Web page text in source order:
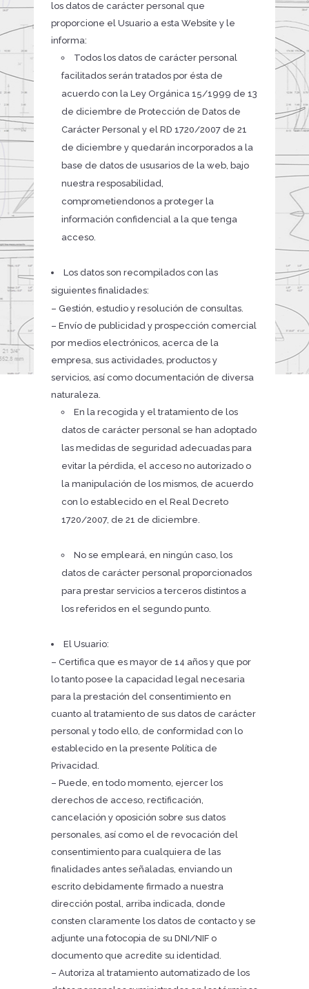
los datos de carácter personal que
proporcione el Usuario a esta Website y le
informa:
Todos los datos de carácter personal
facilitados serán tratados por ésta de
acuerdo con la Ley Orgánica 15/1999 de 13
de diciembre de Protección de Datos de
Carácter Personal y el RD 1720/2007 de 21
de diciembre y quedarán incorporados a la
base de datos de ususarios de la web, bajo
nuestra resposabilidad,
comprometiendonos a proteger la
información confidencial a la que tenga
acceso.
Los datos son recompilados con las
siguientes finalidades:
– Gestión, estudio y resolución de consultas.
– Envío de publicidad y prospección comercial
por medios electrónicos, acerca de la
empresa, sus actividades, productos y
servicios, así como documentación de diversa
naturaleza.
En la recogida y el tratamiento de los
datos de carácter personal se han adoptado
las medidas de seguridad adecuadas para
evitar la pérdida, el acceso no autorizado o
la manipulación de los mismos, de acuerdo
con lo establecido en el Real Decreto
1720/2007, de 21 de diciembre.
No se empleará, en ningún caso, los
datos de carácter personal proporcionados
para prestar servicios a terceros distintos a
los referidos en el segundo punto.
El Usuario:
– Certifica que es mayor de 14 años y que por
lo tanto posee la capacidad legal necesaria
para la prestación del consentimiento en
cuanto al tratamiento de sus datos de carácter
personal y todo ello, de conformidad con lo
establecido en la presente Política de
Privacidad.
– Puede, en todo momento, ejercer los
derechos de acceso, rectificación,
cancelación y oposición sobre sus datos
personales, así como el de revocación del
consentimiento para cualquiera de las
finalidades antes señaladas, enviando un
escrito debidamente firmado a nuestra
dirección postal, arriba indicada, donde
consten claramente los datos de contacto y se
adjunte una fotocopia de su DNI/NIF o
documento que acredite su identidad.
– Autoriza al tratamiento automatizado de los